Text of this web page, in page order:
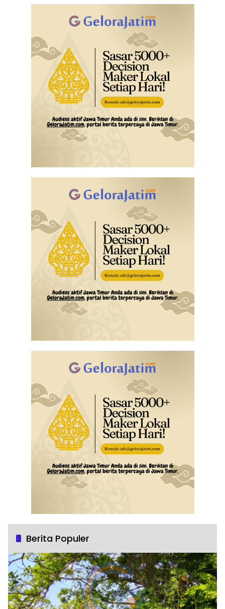
Berita Populer